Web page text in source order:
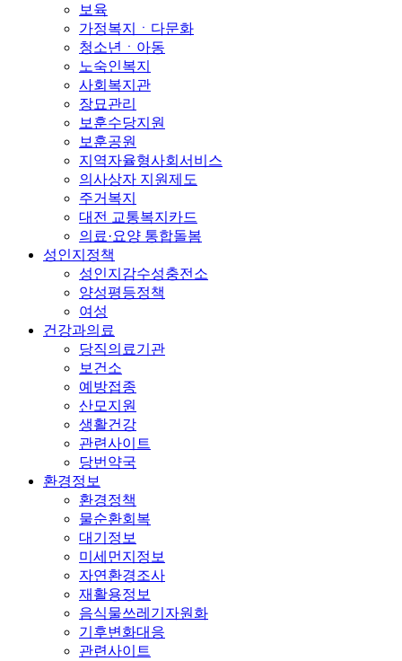
보육
가정복지ㆍ다문화
청소년ㆍ아동
노숙인복지
사회복지관
장묘관리
보훈수당지원
보훈공원
지역자율형사회서비스
의사상자 지원제도
주거복지
대전 교통복지카드
의료·요양 통합돌봄
성인지정책
성인지감수성충전소
양성평등정책
여성
건강과의료
당직의료기관
보건소
예방접종
산모지원
생활건강
관련사이트
당번약국
환경정보
환경정책
물순환회복
대기정보
미세먼지정보
자연환경조사
재활용정보
음식물쓰레기자원화
기후변화대응
관련사이트